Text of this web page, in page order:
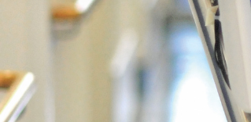
Ihre
der von